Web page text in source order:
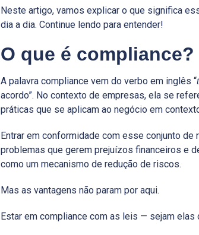
Neste artigo, vamos explicar o que significa
dia a dia. Continue lendo para entender!
O que é compliance?
A palavra compliance vem do verbo em inglês “
acordo”. No contexto de empresas, ela se
práticas que se aplicam ao negócio em
Entrar em conformidade com esse conjunto
problemas que gerem prejuízos financeiros e
como um mecanismo de redução de riscos.
Mas as vantagens não param por aqui.
Estar em compliance com as leis — sejam elas